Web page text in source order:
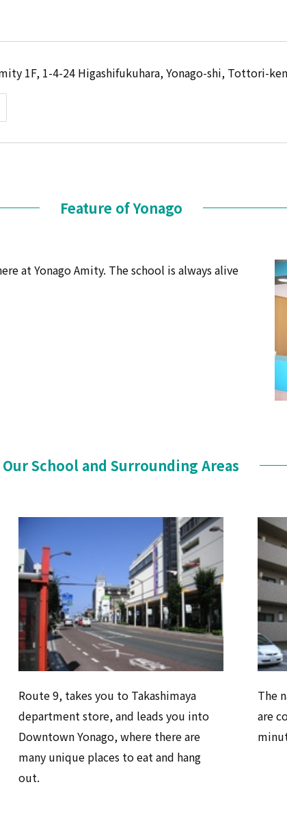
1F, 1-4-24 Higashifukuhara, Yonago-shi, Tottori-
Feature of Yonago
at Yonago Amity. The school is always alive
Our School and Surrounding Areas
Route 9, takes you to Takashimaya
department store, and leads you into
Downtown Yonago, where there are
many unique places to eat and hang
out.
The
are